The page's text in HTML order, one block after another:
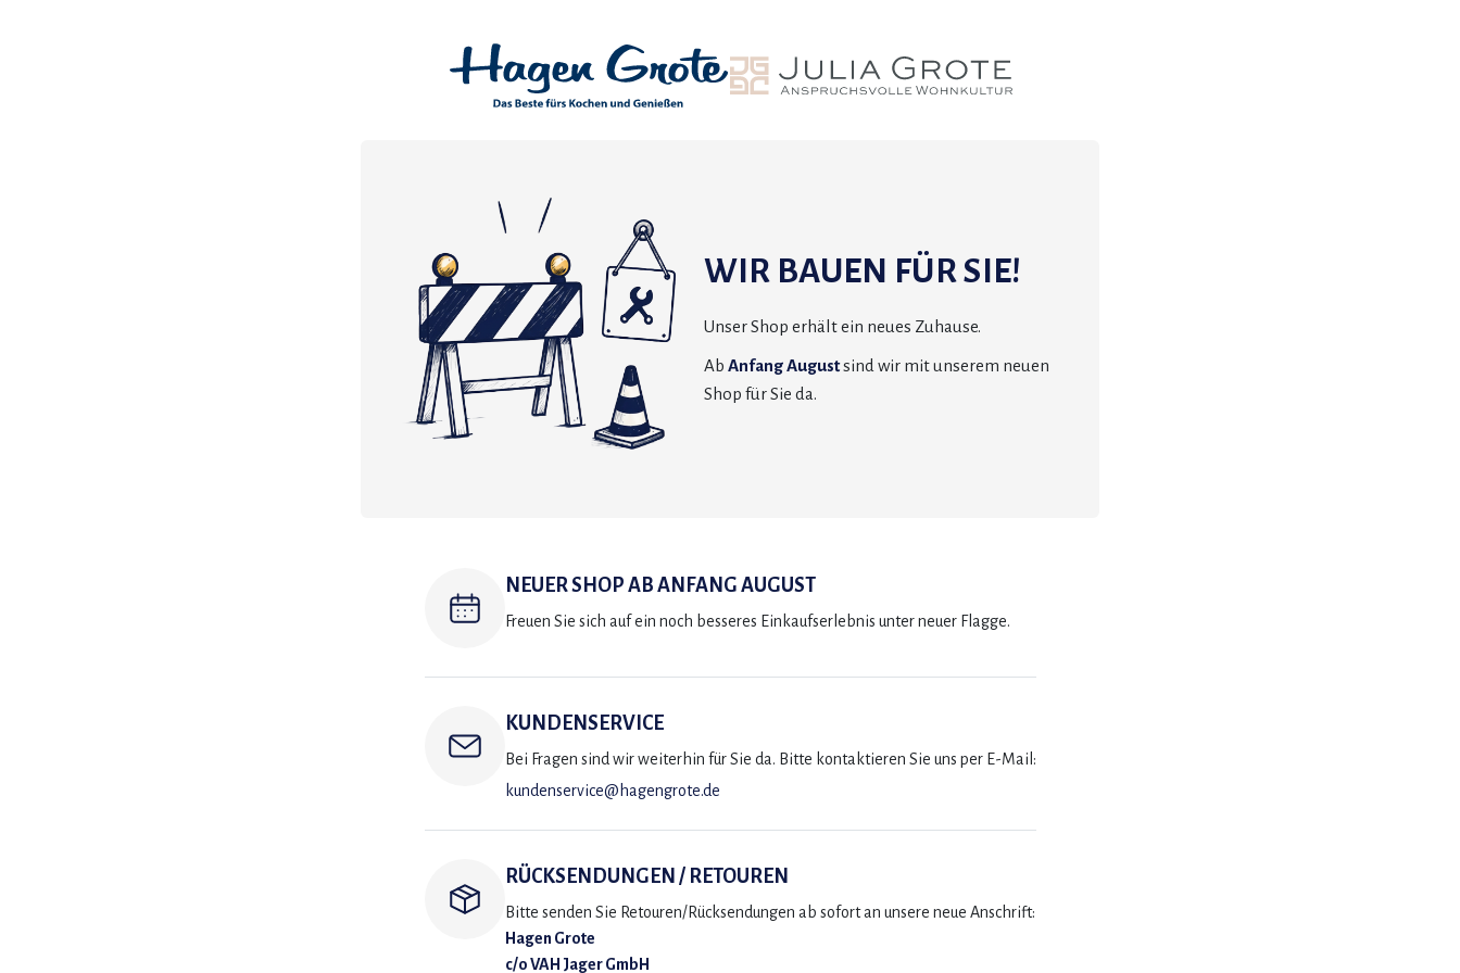
WIR BAUEN FÜR SIE!
Unser Shop erhält ein neues Zuhause.
Ab Anfang Augustsind wir mit unserem neuen
Shop für Sie da.
NEUER SHOP AB ANFANG AUGUST
Freuen Sie sich auf ein noch besseres Einkaufserlebnis unter neuer Flagge.
KUNDENSERVICE
Bei Fragen sind wir weiterhin für Sie da. Bitte kontaktieren Sie uns per E-Mail:
kundenservice@hagengrote.de
RÜCKSENDUNGEN / RETOUREN
Bitte senden Sie Retouren/Rücksendungen ab sofort an unsere neue Anschrift:
Hagen Grote
c/o VAH Jager GmbH